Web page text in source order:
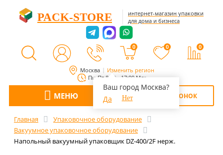
Москва Изменить регион
Ваш город Москва?
Да
Нет
Пн-Пт 8:00 - 17:00 Мск
PACK-STORE
интернет-магазин упаковки
для дома и бизнеса
0 0 0
МЕНЮ ОБРАТНЫЙ ЗВОНОК
Главная
Упаковочное оборудование
Вакуумное упаковочное оборудование
Напольный вакуумный упаковщик DZ-400/2F нерж.